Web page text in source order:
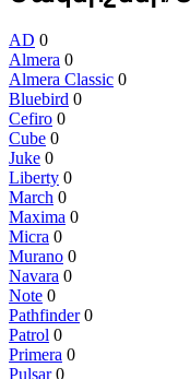
AD 0
Almera 0
Almera Classic 0
Bluebird 0
Cefiro 0
Cube 0
Juke 0
Liberty 0
March 0
Maxima 0
Micra 0
Murano 0
Navara 0
Note 0
Pathfinder 0
Patrol 0
Primera 0
Pulsar 0